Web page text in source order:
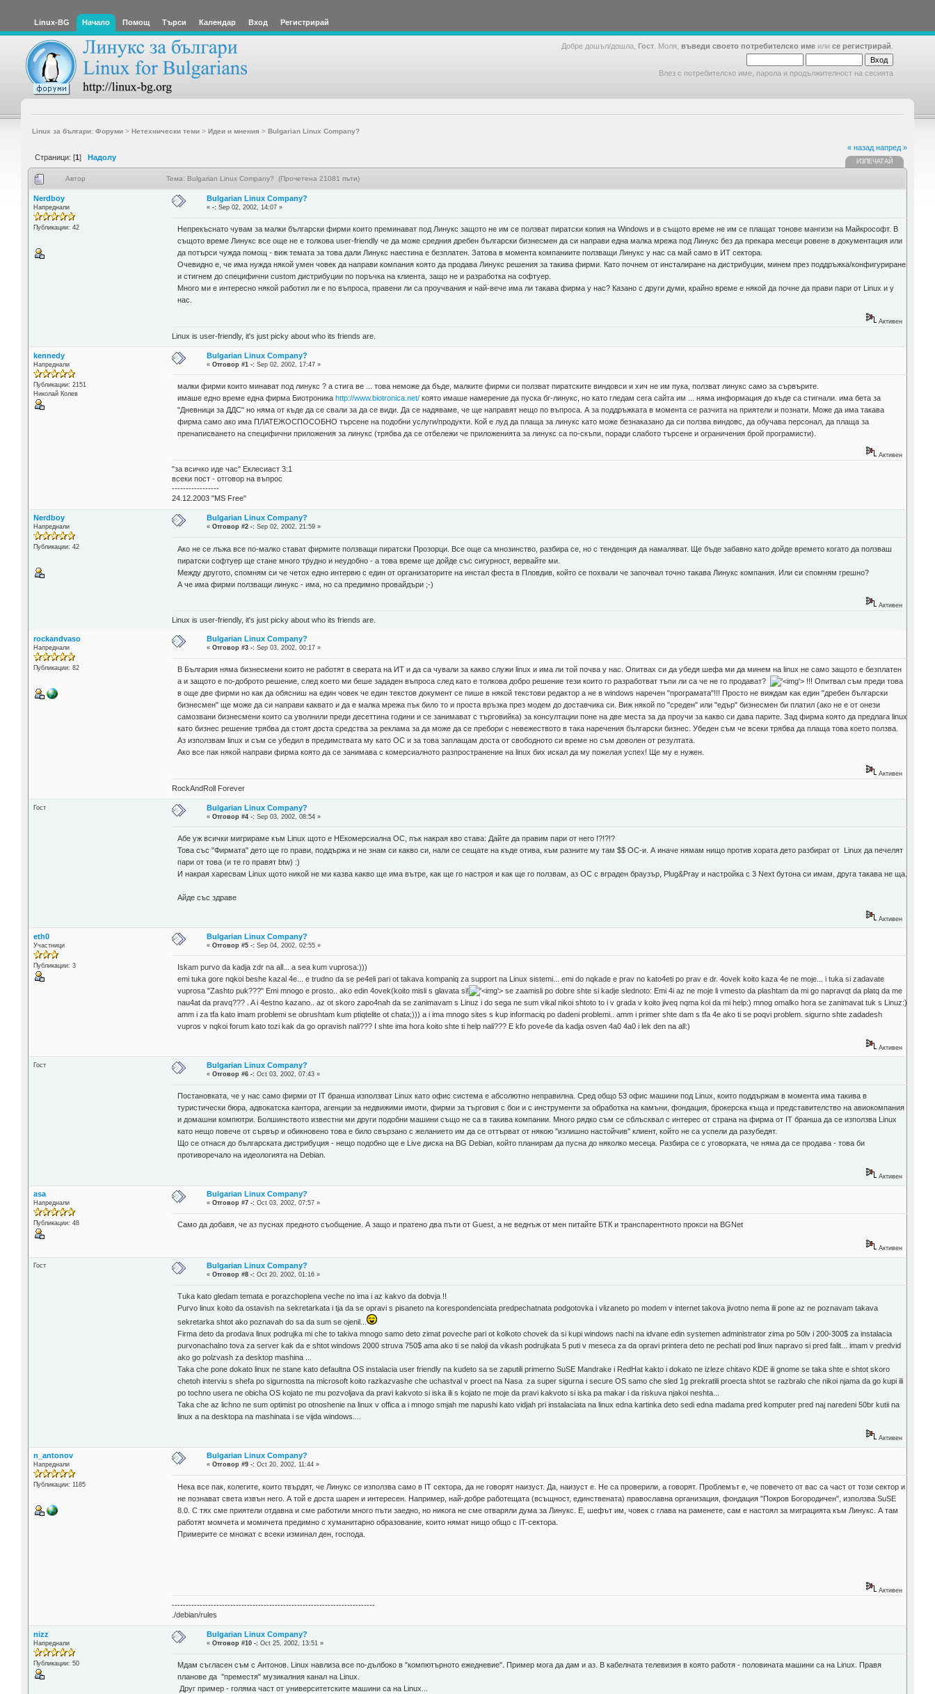
Linux-BG Начало Помощ Търси Календар Вход Регистрирай
Добре дошъл/дошла, Гост . Моля, въведи своето потребителско име или се регистрирай
Влез с потребителско име, парола и продължителност на сесията
Linux за българи: Форуми> Нетехнически теми> Идеи и мнения > Bulgarian Linux Company?
Страници: [1] Надолу
« назад напред »
ИЗПЕЧАТАЙ
Автор Тема: Bulgarian Linux Company? (Прочетена 21081 пъти)
Nerdboy
Напреднали
Публикации: 42
Bulgarian Linux Company?
«-: Sep 02, 2002, 14:07 »
Непрекъснато чувам за малки български фирми които преминават под Линукс защото не им се ползват пиратски копия на Windows и в същото време не им се плащат тонове мангизи на Майкрософт. В
същото време Линукс все още не е толкова user-friendly че да може средния дребен български бизнесмен да си направи една малка мрежа под Линукс без да прекара месеци ровене в документация или
да потърси чужда помощ - виж темата за това дали Линукс наестина е безплатен. Затова в момента компаниите ползващи Линукс у нас са май само в ИТ сектора.
Очевидно е, че има нужда някой умен човек да направи компания която да продава Линукс решения за такива фирми. Като почнем от инсталиране на дистрибуции, минем през поддръжка/конфигуриране
и стигнем до специфични custom дистрибуции по поръчка на клиента, защо не и разработка на софтуер.
Много ми е интересно някой работил ли е по въпроса, правени ли са проучвания и най-вече има ли такава фирма у нас? Казано с други думи, крайно време е някой да почне да прави пари от Linux и у
нас.
Активен
Linux is user-friendly, it's just picky about who its friends are.
kennedy
Напреднали
Публикации: 2151
Николай Колев
Bulgarian Linux Company?
«Отговор #1 -: Sep 02, 2002, 17:47 »
малки фирми които минават под линукс ? а стига ве ... това неможе да бъде, малките фирми си ползват пиратските виндовси и хич не им пука, ползват линукс само за сървърите.
имаше едно време една фирма Биотроникаhttp://www.biotronica.net/ която имаше намерение да пуска бг-линукс, но като гледам сега сайта им ... няма информация до къде са стигнали. има бета за
"Дневници за ДДС" но няма от къде да се свали за да се види. Да се надяваме, че ще направят нещо по въпроса. А за поддръжката в момента се разчита на приятели и познати. Може да има такава
фирма само ако има ПЛАТЕЖОСПОСОБНО търсене на подобни услуги/продукти. Кой е луд да плаща за линукс като може безнаказано да си ползва виндовс, да обучава персонал, да плаща за
пренаписването на специфични приложения за линукс (трябва да се отбележи че приложенията за линукс са по-скъпи, поради слабото търсене и ограничения брой програмисти).
Активен
"за всичко иде час" Еклесиаст 3:1
всеки пост - отговор на въпрос
-----------------
24.12.2003 "MS Free"
Nerdboy
Напреднали
Публикации: 42
Bulgarian Linux Company?
«Отговор #2 -: Sep 02, 2002, 21:59 »
Ако не се лъжа все по-малко стават фирмите ползващи пиратски Прозорци. Все още са мнозинство, разбира се, но с тенденция да намаляват. Ще бъде забавно като дойде времето когато да ползваш
пиратски софтуер ще стане много трудно и неудобно - а това време ще дойде със сигурност, вервайте ми.
Между другото, спомням си че четох едно интервю с един от организаторите на инстал феста в Пловдив, който се похвали че започвал точно такава Линукс компания. Или си спомням грешно?
А че има фирми ползващи линукс - има, но са предимно провайдъри ;-)
Активен
Linux is user-friendly, it's just picky about who its friends are.
rockandvaso
Напреднали
Публикации: 82
Bulgarian Linux Company?
«Отговор #3 -: Sep 03, 2002, 00:17 »
В България няма бизнесмени които не работят в сверата на ИТ и да са чували за какво служи linux и има ли той почва у нас. Опитвах си да убедя шефа ми да минем на linux не само защото е безплатен
а и защото е по-доброто решение, след което ми беше зададен въпроса след като е толкова добро решение тези които го разработват тъпи ли са че не го продават?
'> !!! Опитвал съм преди това
в още две фирми но как да обясниш на един човек че един текстов документ се пише в някой текстови редактор а не в windows наречен "програмата"!!! Просто не виждам как един "дребен български
бизнесмен" ще може да си направи каквато и да е малка мрежа пък било то и проста връзка през модем до доставчика си. Виж някой по "среден" или "едър" бизнесмен би платил (ако не е от онези
самозвани бизнесмени които са уволнили преди десеттина години и се занимават с търговийка) за консултации поне на две места за да проучи за какво си дава парите. Зад фирма която да предлага linux
като бизнес решение трябва да стоят доста средства за реклама за да може да се пребори с невежеството в така наречения български бизнес. Убеден съм че всеки трябва да плаща това което ползва.
Аз използвам linux и съм се убедил в предимствата му като ОС и за това заплащам доста от свободното си време но съм доволен от резултата.
Ако все пак някой направи фирма която да се занимава с комерсиалното разпространение на linux бих искал да му пожелая успех! Ще му е нужен.
Активен
RockAndRoll Forever
Гост Bulgarian Linux Company?
«Отговор #4 -: Sep 03, 2002, 08:54 »
Абе уж всички мигрираме към Linux щото е НЕкомерсиална ОС, пък накрая кво става: Дайте да правим пари от него !?!?!?
Това със "Фирмата" дето ще го прави, поддържа и не знам си какво си, нали се сещате на къде отива, към разните му там $$ ОС-и. А иначе нямам нищо против хората дето разбират от Linux да печелят
пари от това (и те го правят btw) :)
И накрая харесвам Linux щото никой не ми казва какво ще има вътре, как ще го настроя и как ще го ползвам, аз ОС с вграден браузър, Plug&Pray и настройка с 3 Next бутона си имам, друга такава не ща.
Айде със здраве
Активен
eth0
Участници
Публикации: 3
Bulgarian Linux Company?
«Отговор #5 -: Sep 04, 2002, 02:55 »
Iskam purvo da kadja zdr na all... a sea kum vuprosa:)))
emi tuka gore nqkoi beshe kazal 4e... e trudno da se pe4eli pari ot takava kompaniq za support na Linux sistemi... emi do nqkade e prav no kato4eti po prav e dr. 4ovek koito kaza 4e ne moje... i tuka si zadavate
vuprosa "Zashto puk???" Emi mnogo e prosto.. ako edin 4ovek(koito misli s glavata si!
'> se zaamisli po dobre shte si kadje slednoto: Emi 4i az ne moje li vmesto da plashtam da mi go napravqt da platq da me
nau4at da pravq??? . A i 4estno kazano.. az ot skoro zapo4nah da se zanimavam s Linuz i do sega ne sum vikal nikoi shtoto to i v grada v koito jiveq nqma koi da mi help:) mnog omalko hora se zanimavat tuk s Linuz:)
amm i za tfa kato imam problemi se obrushtam kum ptiqtelite ot chata;))) a i ima mnogo sites s kup informaciq po dadeni problemi.. amm i primer shte dam s tfa 4e ako ti se poqvi problem. sigurno shte zadadesh
vupros v nqkoi forum kato tozi kak da go opravish nali??? I shte ima hora koito shte ti help nali??? E kfo pove4e da kadja osven 4a0 4a0 i lek den na all:)
Активен
Гост Bulgarian Linux Company?
«Отговор #6 -: Oct 03, 2002, 07:43 »
Постановката, че у нас само фирми от IT бранша използват Linux като офис система е абсолютно неправилна. Сред общо 53 офис машини под Linux, които поддържам в момента има такива в
туристически бюра, адвокатска кантора, агенции за недвижими имоти, фирми за търговия с бои и с инструменти за обработка на камъни, фондация, брокерска къща и представителство на авиокомпания
и домашни компютри. Болшинството известни ми други подобни машини също не са в такива компании. Много рядко съм се сблъсквал с интерес от страна на фирма от IT бранша да се използва Linux
като нещо повече от сървър и обикновено това е било свързано с желанието им да се оттърват от някою "излишно настойчив" клиент, който не са успели да разубедят.
Що се отнася до българската дистрибуция - нещо подобно ще е Live диска на BG Debian, който планирам да пусна до няколко месеца. Разбира се с уговорката, че няма да се продава - това би
противоречало на идеологията на Debian.
Активен
asa
Напреднали
Публикации: 48
Bulgarian Linux Company?
«Отговор #7 -: Oct 03, 2002, 07:57 »
Само да добавя, че аз пуснах предното съобщение. А защо и пратено два пъти от Guest, а не веднъж от мен питайте БТК и транспарентното прокси на BGNet
Активен
Гост Bulgarian Linux Company?
«Отговор #8 -: Oct 20, 2002, 01:16 »
Tuka kato gledam temata e porazchoplena veche no ima i az kakvo da dobvja !!
Purvo linux koito da ostavish na sekretarkata i tja da se opravi s pisaneto na korespondenciata predpechatnata podgotovka i vlizaneto po modem v internet takova jivotno nema ili pone az ne poznavam takava
sekretarka shtot ako poznavah do sa da sum se ojenil...
Firma deto da prodava linux podrujka mi che to takiva mnogo samo deto zimat poveche pari ot kolkoto chovek da si kupi windows nachi na idvane edin systemen administrator zima po 50lv i 200-300$ za instalacia
purvonachalno tova za server kak da e shtot windows 2000 struva 750$ ama ako ti se naloji da vikash podrujkata 5 puti v meseca za da opravi printera deto ne pechati pod linux napravo si pred falit... imam v predvid
ako go polzvash za desktop mashina ...
Taka che pone dokato linux ne stane kato defaultna OS instalacia user friendly na kudeto sa se zaputili primerno SuSE Mandrake i RedHat kakto i dokato ne izleze chitavo KDE ili gnome se taka shte e shtot skoro
chetoh interviu s shefa po sigurnostta na microsoft koito razkazvashe che uchastval v proect na Nasa za super sigurna i secure OS samo che sled 1g prekratili proecta shtot se razbralo che nikoi njama da go kupi ili
po tochno usera ne obicha OS kojato ne mu pozvoljava da pravi kakvoto si iska ili s kojato ne moje da pravi kakvoto si iska pa makar i da riskuva njakoi neshta...
Taka che az lichno ne sum optimist po otnoshenie na linux v offica a i mnogo smjah me napushi kato vidjah pri instalaciata na linux edna kartinka deto sedi edna madama pred komputer pred naj naredeni 50br kutii na
linux a na desktopa na mashinata i se vijda windows....
Активен
n_antonov
Напреднали
Публикации: 1185
Bulgarian Linux Company?
«Отговор #9 -: Oct 20, 2002, 11:44 »
Нека все пак, колегите, които твърдят, че Линукс се използва само в IT сектора, да не говорят наизуст. Да, наизуст е. Не са проверили, а говорят. Проблемът е, че повечето от вас са част от този сектор и
не познават света извън него. А той е доста шарен и интересен. Например, най-добре работещата (всъщност, единствената) православна организация, фондация "Покров Богородичен", използва SuSE
8.0. С тях сме приятели отдавна и сме работили много пъти заедно, но никога не сме отваряли дума за Линукс. Е, шефът им, човек с глава на раменете, сам е настоял за миграцията към Линукс. А там
работят момчета и момичета предимно с хуманитарно образование, които нямат нищо общо с IT-сектора.
Примерите се множат с всеки изминал ден, господа.
Активен
-------------------------------------------------------------------------
./debian/rules
nizz
Напреднали
Публикации: 50
Bulgarian Linux Company?
«Отговор #10 -: Oct 25, 2002, 13:51 »
Мдам съгласен съм с Антонов. Linux навлиза все по-дълбоко в "компютърното ежедневие". Пример мога да дам и аз. В кабелната телевизия в която работя - половината машини са на Linux. Правя
планове да "преместя" музикалния канал на Linux.
Друг пример - голяма част от университетските машини са на Linux...